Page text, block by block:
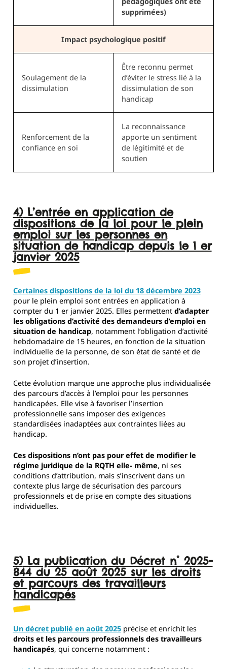
supprimées)
Impact psychologique positif
Soulagement de la
dissimulation
Être reconnu permet
d’éviter le stress lié à la
dissimulation de son
handicap
Renforcement de la
confiance en soi
La reconnaissance
apporte un sentiment
de légitimité et de
soutien
4) L’entrée en application de
dispositions de la loi pour le plein
emploi sur les personnes en
situation de handicap depuis le 1 er
janvier 2025
Certaines dispositions de la loi du 18 décembre 2023
pour le plein emploi sont entrées en application à
compter du 1 er janvier 2025. Elles permettent d’adapter
les obligations d’activité des demandeurs d’emploi en
situation de handicap, notamment l’obligation d’activité
hebdomadaire de 15 heures, en fonction de la situation
individuelle de la personne, de son état de santé et de
son projet d’insertion.
Cette évolution marque une approche plus individualisée
des parcours d’accès à l’emploi pour les personnes
handicapées. Elle vise à favoriser l’insertion
professionnelle sans imposer des exigences
standardisées inadaptées aux contraintes liées au
handicap.
Ces dispositions n’ont pas pour effet de modifier le
régime juridique de la RQTH elle- même, ni ses
conditions d’attribution, mais s’inscrivent dans un
contexte plus large de sécurisation des parcours
professionnels et de prise en compte des situations
individuelles.
5) La publication du Décret n° 2025-
844 du 25 août 2025 sur les droits
et parcours des travailleurs
handicapés
Un décret publié en août 2025précise et enrichit les
droits et les parcours professionnels des travailleurs
handicapés, qui concerne notamment :